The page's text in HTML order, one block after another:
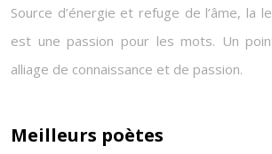
Source d’énergie et refuge de l’âme, la
est une passion pour les mots. Un
alliage de connaissance et de passion.
Meilleurs poètes